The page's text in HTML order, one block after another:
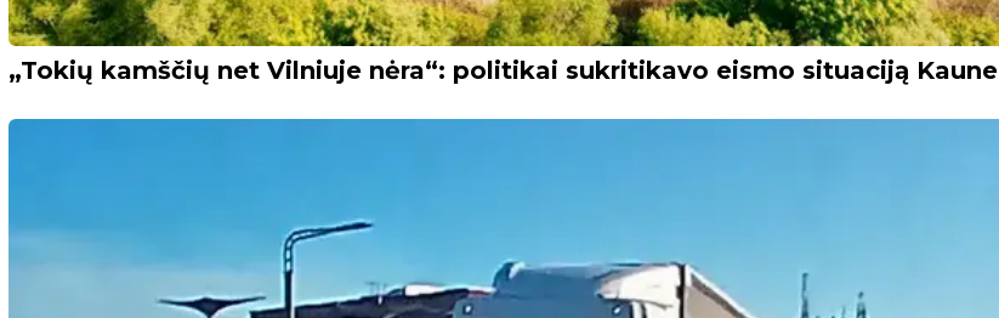
„Tokių kamščių net Vilniuje nėra“: politikai sukritikavo eismo situaciją Kaune